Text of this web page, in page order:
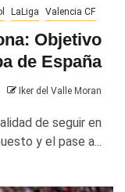
LaLiga Valencia CF
Objetivo
de España
Iker del Valle Moran
de seguir en
y el pase a...